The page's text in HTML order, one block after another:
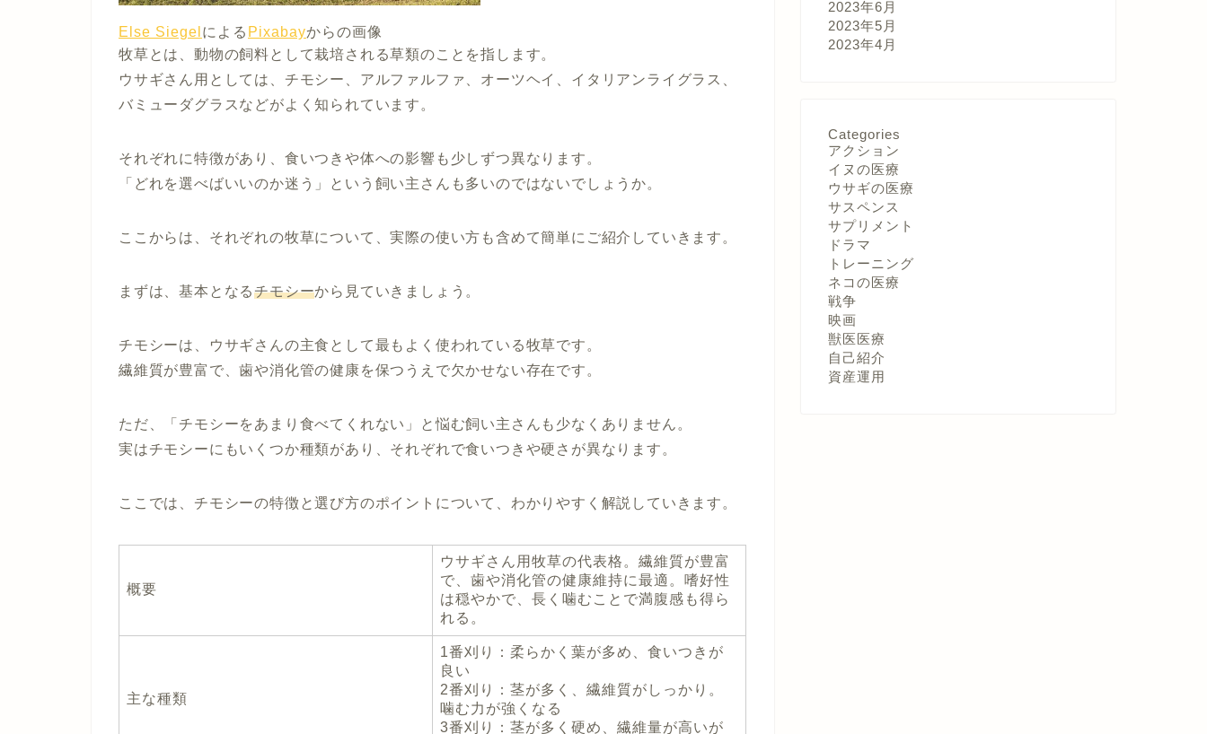
Else Siegel による Pixabayからの画像
牧草とは、動物の飼料として栽培される草類のことを指します。
ウサギさん用としては、チモシー、アルファルファ、オーツヘイ、イタリアンライグラス、
バミューダグラスなどがよく知られています。
それぞれに特徴があり、食いつきや体への影響も少しずつ異なります。
「どれを選べばいいのか迷う」という飼い主さんも多いのではないでしょうか。
ここからは、それぞれの牧草について、実際の使い方も含めて簡単にご紹介していきます。
まずは、基本となるチモシーから見ていきましょう。
チモシーは、ウサギさんの主食として最もよく使われている牧草です。
繊維質が豊富で、歯や消化管の健康を保つうえで欠かせない存在です。
ただ、「チモシーをあまり食べてくれない」と悩む飼い主さんも少なくありません。
実はチモシーにもいくつか種類があり、それぞれで食いつきや硬さが異なります。
ここでは、チモシーの特徴と選び方のポイントについて、わかりやすく解説していきます。
概要
ウサギさん用牧草の代表格。繊維質が豊富
で、歯や消化管の健康維持に最適。嗜好性
は穏やかで、長く噛むことで満腹感も得ら
れる。
主な種類
1番刈り
：柔らかく葉が多め、食いつきが
良い
2番刈り
：茎が多く、繊維質がしっかり。
噛む力が強くなる
3番刈り
：茎が多く硬め、繊維量が高いが
2023年6月
2023年5月
2023年4月
Categories
アクション
イヌの医療
ウサギの医療
サスペンス
サプリメント
ドラマ
トレーニング
ネコの医療
戦争
映画
獣医医療
自己紹介
資産運用